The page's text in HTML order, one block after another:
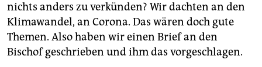
nichts anders zu verkünden? Wir dachten an den
Klimawandel, an Corona. Das wären doch gute
Themen. Also haben wir einen Brief an den
Bischof geschrieben und ihm das vorgeschlagen.